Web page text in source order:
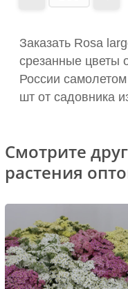
Заказать Rosa
срезанные цветы
России
шт от садовника
Смотрите
растения